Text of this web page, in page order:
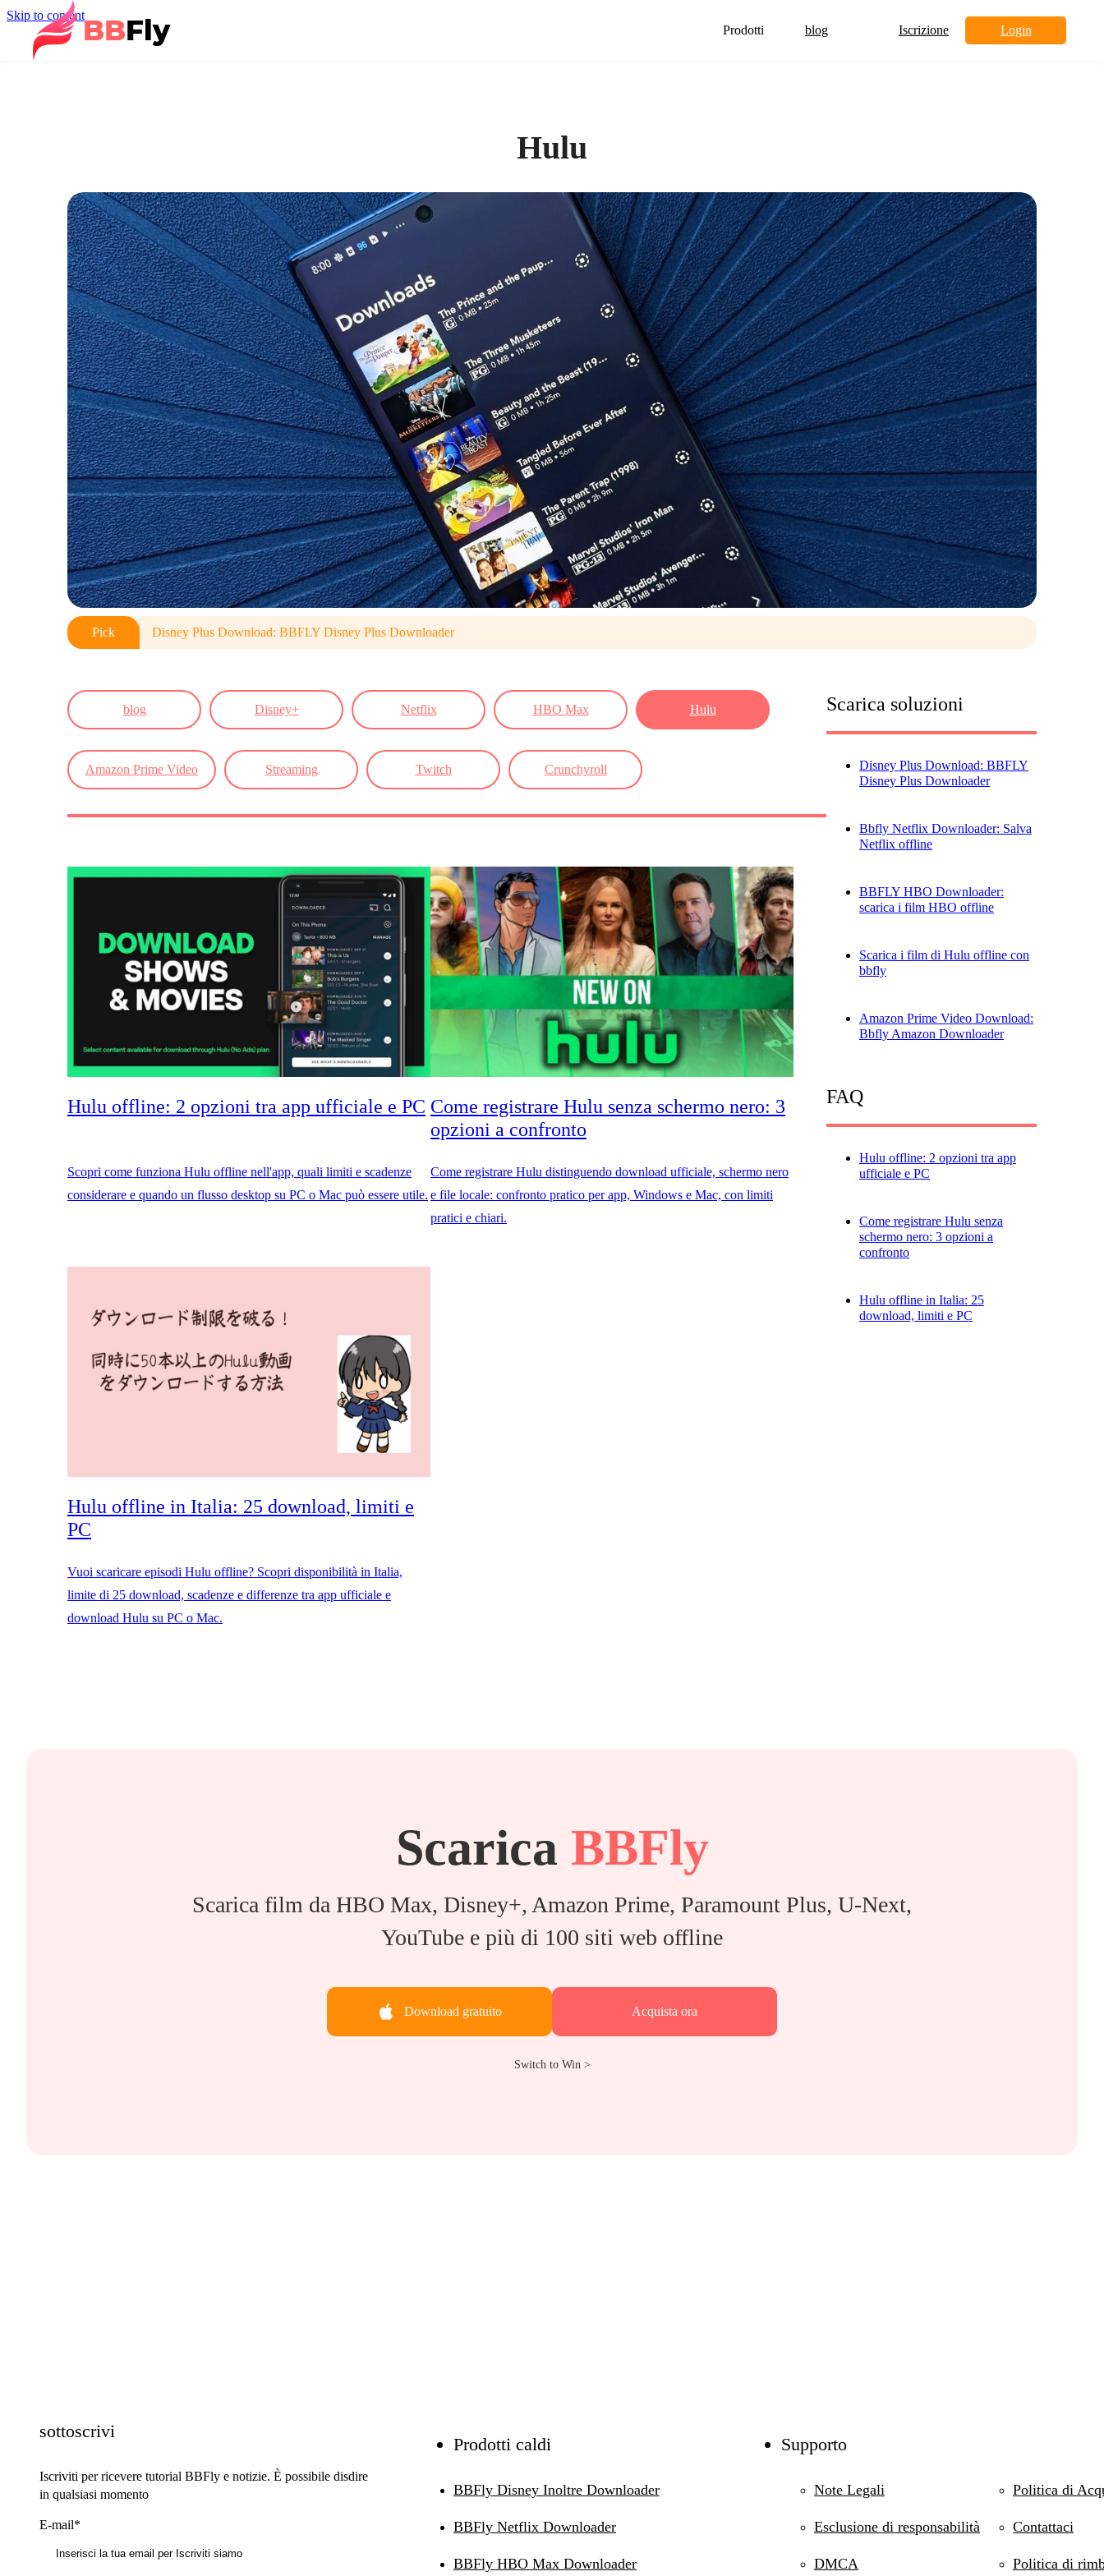
Skip to content
Prodotti
blog Iscrizione Login
Hulu
Pick Disney Plus Download: BBFLY Disney Plus Downloader
blog Disney+ Netflix HBO Max Hulu
Amazon Prime Video Streaming Twitch Crunchyroll
Hulu offline: 2 opzioni tra app ufficiale e PC
Scopri come funziona Hulu offline nell'app, quali limiti e scadenze
considerare e quando un flusso desktop su PC o Mac può essere utile.
Come registrare Hulu senza schermo nero: 3
opzioni a confronto
Come registrare Hulu distinguendo download ufficiale, schermo nero
e file locale: confronto pratico per app, Windows e Mac, con limiti
pratici e chiari.
Hulu offline in Italia: 25 download, limiti e
PC
Vuoi scaricare episodi Hulu offline? Scopri disponibilità in Italia,
limite di 25 download, scadenze e differenze tra app ufficiale e
download Hulu su PC o Mac.
Scarica soluzioni
Disney Plus Download: BBFLY
Disney Plus Downloader
Bbfly Netflix Downloader: Salva
Netflix offline
BBFLY HBO Downloader:
scarica i film HBO offline
Scarica i film di Hulu offline con
bbfly
Amazon Prime Video Download:
Bbfly Amazon Downloader
FAQ
Hulu offline: 2 opzioni tra app
ufficiale e PC
Come registrare Hulu senza
schermo nero: 3 opzioni a
confronto
Hulu offline in Italia: 25
download, limiti e PC
Scarica BBFly
Scarica film da HBO Max, Disney+, Amazon Prime, Paramount Plus, U-Next,
YouTube e più di 100 siti web offline
Download gratuito Acquista ora
Switch to Win >
sottoscrivi
Iscriviti per ricevere tutorial BBFly e notizie. È possibile disdire
in qualsiasi momento
E-mail*
Prodotti caldi
BBFly Disney Inoltre Downloader
BBFly Netflix Downloader
BBFly HBO Max Downloader
Supporto
Note Legali
Esclusione di responsabilità
DMCA
Politica di
Contattaci
Politica di